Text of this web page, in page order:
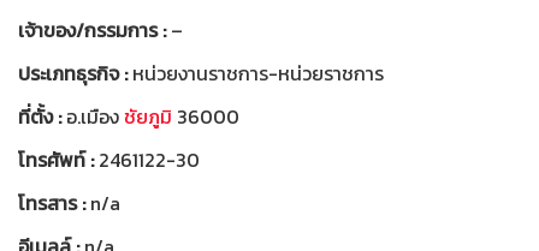
เจ้าของ/กรรมการ :–
ประเภทธุรกิจ :หน่วยงานราชการ-หน่วยราชการ
ที่ตั้ง :อ.เมืองชัยภูมิ 36000
โทรศัพท์ :2461122-30
โทรสาร :n/a